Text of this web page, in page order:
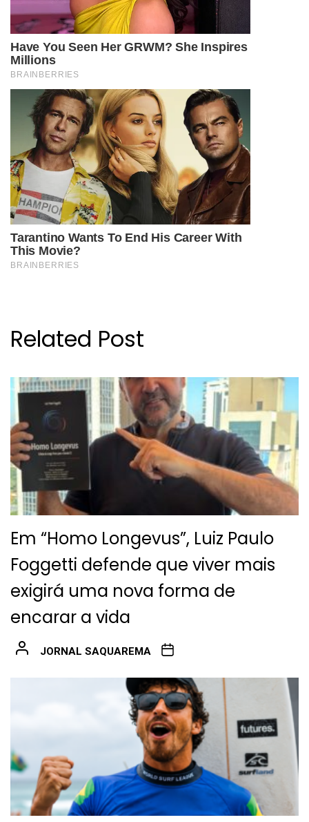
Related Post
Em “Homo Longevus”, Luiz Paulo
Foggetti defende que viver mais
exigirá uma nova forma de
encarar a vida
JORNAL SAQUAREMA